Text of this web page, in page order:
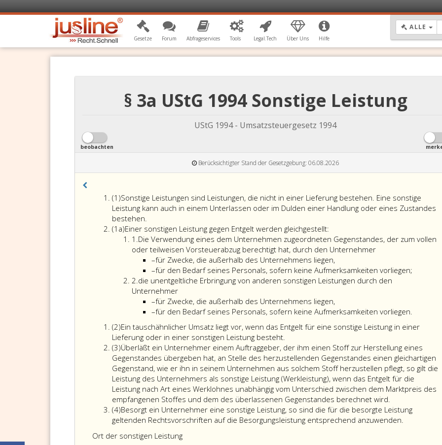
Gesetze Forum Abfrageservices Tools Legal.Tech Über Uns Hilfe
ALLE
§ 3a UStG 1994 Sonstige Leistung
UStG 1994 - Umsatzsteuergesetz 1994
beobachten
Berücksichtigter Stand der Gesetzgebung: 06.08.2026
(1)Absatz
eins
Sonstige Leistungen sind Leistungen, die nicht in einer Lieferung bestehen. Eine sonstige
Leistung kann auch in einem Unterlassen oder im Dulden einer Handlung oder eines Zustandes
bestehen.
(1a)Absatz
eins
Einer sonstigen Leistung gegen Entgelt werden gleichgestellt:
1.Ziffer
eins
Die Verwendung eines dem Unternehmen zugeordneten Gegenstandes, der zum vollen
oder teilweisen Vorsteuerabzug berechtigt hat, durch den Unternehmer
–Strichaufzählung
für Zwecke, die außerhalb des Unternehmens liegen,
–Strichaufzählung
für den Bedarf seines Personals, sofern keine Aufmerksamkeiten vorliegen;
2.Ziffer
2
die unentgeltliche Erbringung von anderen sonstigen Leistungen durch den
Unternehmer
–Strichaufzählung
für Zwecke, die außerhalb des Unternehmens liegen,
–Strichaufzählung
für den Bedarf seines Personals, sofern keine Aufmerksamkeiten vorliegen.
(2)Absatz
2
Ein tauschähnlicher Umsatz liegt vor, wenn das Entgelt für eine sonstige Leistung in einer
Lieferung oder in einer sonstigen Leistung besteht.
(3)Absatz
3
Überläßt ein Unternehmer einem Auftraggeber, der ihm einen Stoff zur Herstellung eines
Gegenstandes übergeben hat, an Stelle des herzustellenden Gegenstandes einen gleichartigen
Gegenstand, wie er ihn in seinem Unternehmen aus solchem Stoff herzustellen pflegt, so gilt die
Leistung des Unternehmers als sonstige Leistung (Werkleistung), wenn das Entgelt für die
Leistung nach Art eines Werklohnes unabhängig vom Unterschied zwischen dem Marktpreis des
empfangenen Stoffes und dem des überlassenen Gegenstandes berechnet wird.
(4)Absatz
4
Besorgt ein Unternehmer eine sonstige Leistung, so sind die für die besorgte Leistung
geltenden Rechtsvorschriften auf die Besorgungsleistung entsprechend anzuwenden.
Ort der sonstigen Leistung